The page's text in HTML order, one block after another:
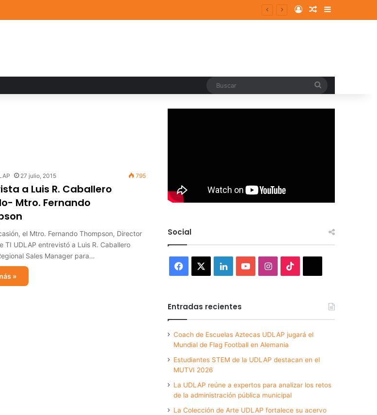
en el MUTVI 2026 Log InRandom Article
Sidebar
27 julio, 2015 795
a Luis R. Caballero
Mtro. Fernando
el Mtro. Fernando Thompson, Director
‪‎TI‬‪ UDLAP‬ entrevistó a Luis R. Caballero
Sales Manager para…
»
Social
Facebook LinkedInYouTubeInstagram
Entradas recientes
Coach de Escuelas Aztecas UDLAP jugará el
Mundial de Flag Football en Alemania
Estudiantes STEM de la UDLAP destacan en el
MUTVI 2026
La UDLAP reúne a expertos para analizar los retos
de la administración pública municipal
La Colección de Arte UDLAP fortalece su acervo